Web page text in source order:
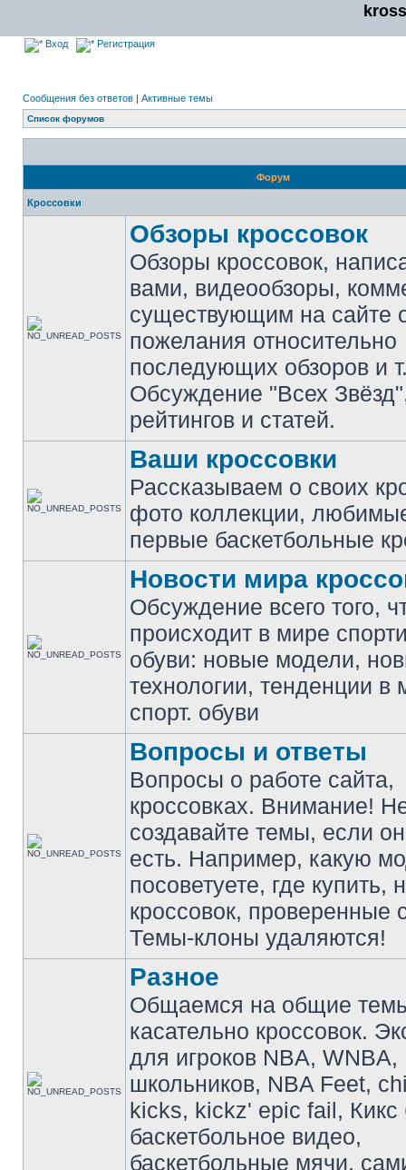
Вход Регистрация
Сообщения без ответов | Активные темы
Список форумов
Форум
Кроссовки
Обзоры кроссовок
Обзоры кроссовок,
вами, видеообзоры,
существующим на сайте
пожелания относительно
последующих обзоров и
Обсуждение "Всех
рейтингов и статей.
Ваши кроссовки
Рассказываем о своих
фото коллекции,
первые баскетбольные
Новости мира
Обсуждение всего того,
происходит в мире
обуви: новые модели,
технологии, тенденции в
спорт. обуви
Вопросы и ответы
Вопросы о работе сайта,
кроссовках. Внимание!
создавайте темы, если
есть. Например, какую
посоветуете, где купить,
кроссовок, проверенные
Темы-клоны удаляются!
Разное
Общаемся на общие
касательно кроссовок.
для игроков NBA, WNBA,
школьников, NBA Feet,
kicks, kickz' epic fail, Кикс
баскетбольное видео,
баскетбольные мячи,